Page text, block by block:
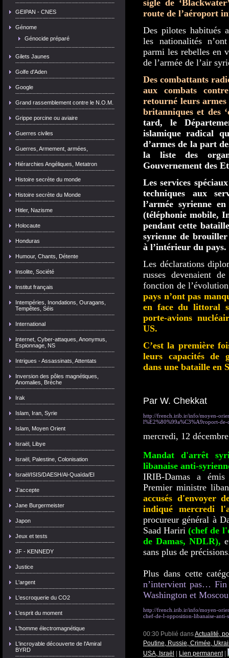
GEIPAN - CNES
Génome
Génocide préparé
Gilets Jaunes
Golfe d'Aden
Google
Grand rassemblement contre le N.O.M.
Grippe porcine ou aviaire
Guerres civiles
Guerres, Armement, armées,
Hiérarchies Angéliques, Metatron
Histoire secrète du monde
Histoire secrète du Monde
Hitler, Nazisme
Holocaute
Honduras
Humour, Chants, Détente
Insolite, Société
Institut français
Intempéries, Inondations, Ouragans,
Tempêtes, Séis
International
Internet, Cyber-attaques, Anonymus,
Espionnage, NS
Intrigues - Assassinats, Attentats
Inversion des pôles magnétiques,
Anomalies, Brèche
Irak
Islam, Iran, Syrie
Islam, Moyen Orient
Israël, Libye
Israël, Palestine, Colonisation
Israël/ISIS/DAESH/Al-Quaïda/EI
J'accepte
Jane Burgermeister
Japon
Jeux et tests
JF - KENNEDY
Justice
L'argent
L'escroquerie du CO2
L'esprit du moment
L'homme électromagnétique
L'incroyable découverte de l'Amiral
BYRD
sigle de
route de l’aéroport
Des pilotes habitués
les nationalités
parmi les rebelles en
de l’armée de l’air
Des combattants
aux combats
retourné leurs armes
britanniques et des
tard, le
islamique radical
d’armes de la part
la liste des
Gouvernement des
Les services
techniques aux
l’armée syrienne
(téléphonie mobile,
pendant cette
syrienne de brouiller
à l’intérieur du pays.
Les déclarations
russes devenaient
fonction de
pays n’ont pas
en face du littoral
porte-avions
US.
C’est la première
leurs capacités de
dans une bataille en
Par W. Chekkat
http://french.irib.ir/info/moyen-
l%E2%80%99a%C3%A9roport-
mercredi, 12
Mandat d'arrêt
libanaise anti-
IRIB-Damas a
Premier ministre
accusés d'envoyer
indiqué mercredi
procureur général à
Saad Hariri(chef de
de Damas, NDLR),
sans plus de
Plus dans cette
n’intervient pas… Fin
Washington et
http://french.irib.ir/info/moyen-
chef-de-l-opposition-libanaise-anti-
00:30 Publié dansActualité,
Poutine, Russie, Crimée,
USA, Israël
Lien permanent|